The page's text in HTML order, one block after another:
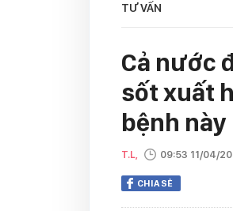
TƯ VẤN
Cả nước
sốt xuất
bệnh này
T.L, 09:53 11/04/
CHIA SẺ